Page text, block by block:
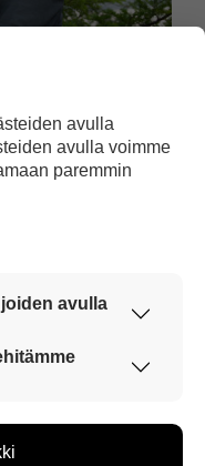
avulla
avulla voimme
paremmin
avulla
jotta
ja turvallisesti.
paremmin